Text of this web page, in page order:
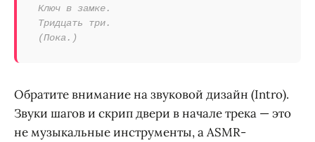
Ключ в замке.
Тридцать три.
(Пока.)
Обратите внимание на звуковой дизайн (Intro).
Звуки шагов и скрип двери в начале трека — это
не музыкальные инструменты, а ASMR-